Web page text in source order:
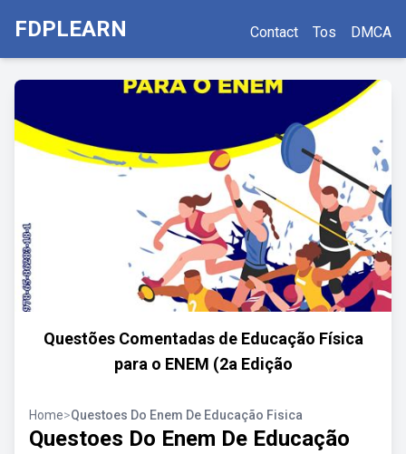
FDPLEARN Contact Tos DMCA
Questões Comentadas de Educação Física
para o ENEM (2a Edição
Home>Questoes Do Enem De Educação Fisica
Questoes Do Enem De Educação